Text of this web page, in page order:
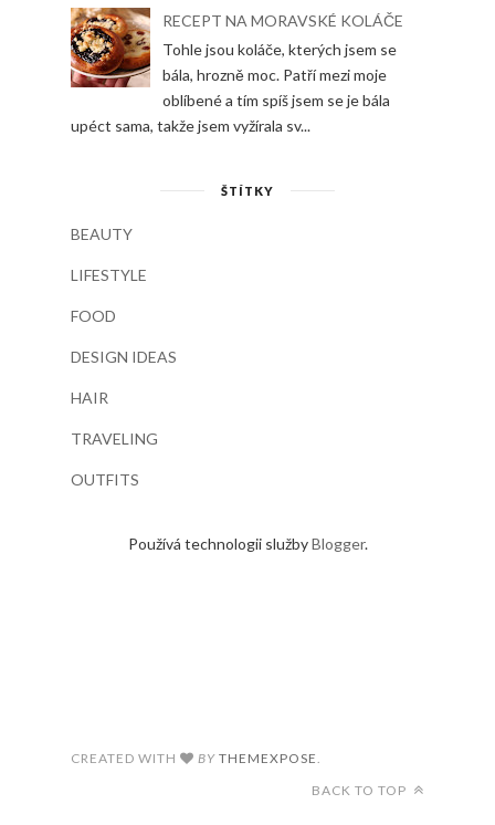
RECEPT NA MORAVSKÉ KOLÁČE
Tohle jsou koláče, kterých jsem se
bála, hrozně moc. Patří mezi moje
oblíbené a tím spíš jsem se je bála
upéct sama, takže jsem vyžírala sv...
ŠTÍTKY
BEAUTY
LIFESTYLE
FOOD
DESIGN IDEAS
HAIR
TRAVELING
OUTFITS
Používá technologii službyBlogger.
CREATED WITH BY THEMEXPOSE
BACK TO TOP